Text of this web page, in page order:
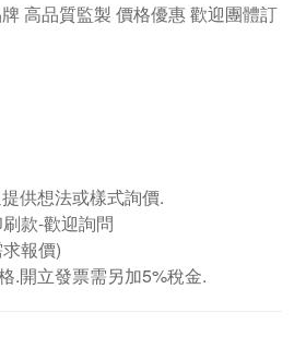
高品質監製 價格優惠 歡迎團體訂
供想法或樣式詢價.
款-歡迎詢問
報價)
.開立發票需另加5%稅金.